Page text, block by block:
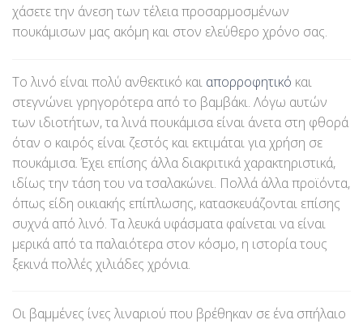
χάσετε την άνεση των τέλεια προσαρμοσμένων
πουκάμισων μας ακόμη και στον ελεύθερο χρόνο σας.
Το λινό είναι πολύ ανθεκτικό και απορροφητικό και
στεγνώνει γρηγορότερα από το βαμβάκι. Λόγω αυτών
των ιδιοτήτων, τα λινά πουκάμισα είναι άνετα στη φθορά
όταν ο καιρός είναι ζεστός και εκτιμάται για χρήση σε
πουκάμισα. Έχει επίσης άλλα διακριτικά χαρακτηριστικά,
ιδίως την τάση του να τσαλακώνει. Πολλά άλλα προϊόντα,
όπως είδη οικιακής επίπλωσης, κατασκευάζονται επίσης
συχνά από λινό. Τα λευκά υφάσματα φαίνεται να είναι
μερικά από τα παλαιότερα στον κόσμο, η ιστορία τους
ξεκινά πολλές χιλιάδες χρόνια.
Οι βαμμένες ίνες λιναριού που βρέθηκαν σε ένα σπήλαιο